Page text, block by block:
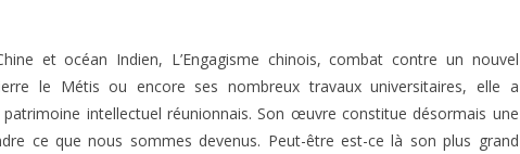
et océan Indien, L’Engagisme chinois, combat contre un nouvel
le Métis ou encore ses nombreux travaux universitaires, elle a
intellectuel réunionnais. Son œuvre constitue désormais une
ce que nous sommes devenus. Peut-être est-ce là son plus grand